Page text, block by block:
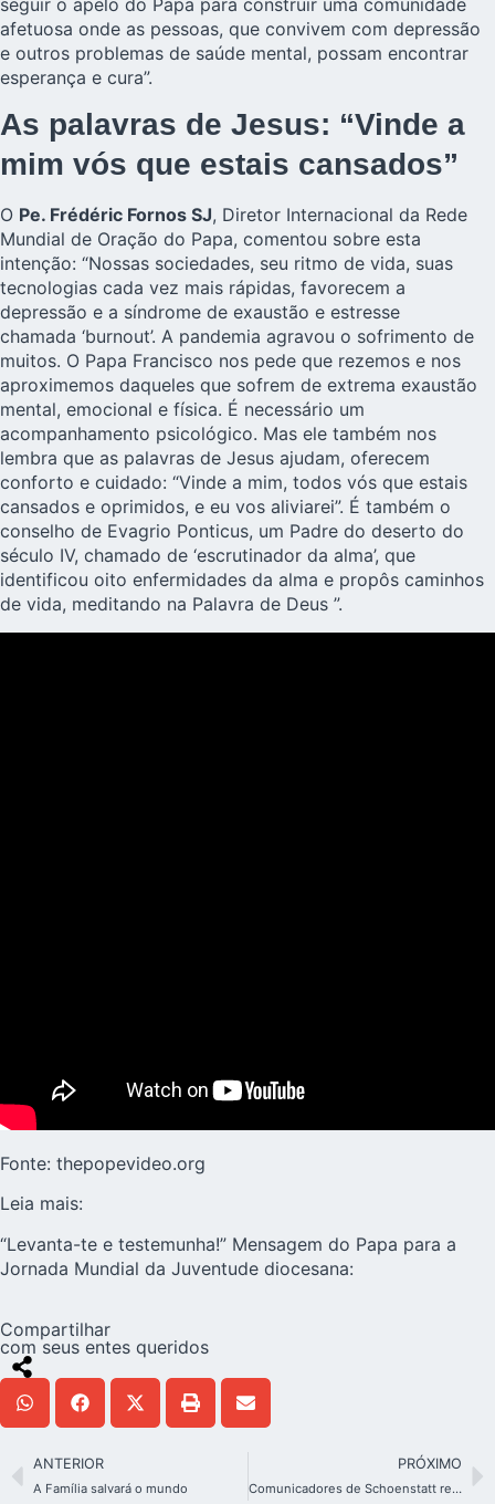
afetuosa onde as pessoas, que convivem com depressão
e outros problemas de saúde mental, possam encontrar
esperança e cura”.
As palavras de Jesus: “Vinde a
mim vós que estais cansados”
O Pe. Frédéric Fornos SJ, Diretor Internacional da Rede
Mundial de Oração do Papa, comentou sobre esta
intenção: “Nossas sociedades, seu ritmo de vida, suas
tecnologias cada vez mais rápidas, favorecem a
depressão e a síndrome de exaustão e estresse
chamada ‘burnout’. A pandemia agravou o sofrimento de
muitos. O Papa Francisco nos pede que rezemos e nos
aproximemos daqueles que sofrem de extrema exaustão
mental, emocional e física. É necessário um
acompanhamento psicológico. Mas ele também nos
lembra que as palavras de Jesus ajudam, oferecem
conforto e cuidado: “Vinde a mim, todos vós que estais
cansados ​​e oprimidos, e eu vos aliviarei”. É também o
conselho de Evagrio Ponticus, um Padre do deserto do
século IV, chamado de ‘escrutinador da alma’, que
identificou oito enfermidades da alma e propôs caminhos
de vida, meditando na Palavra de Deus ”.
Fonte: thepopevideo.org
Leia mais:
“Levanta-te e testemunha!” Mensagem do Papa para a
Jornada Mundial da Juventude diocesana:
Compartilhar
com seus entes queridos
ANTERIOR
A Família salvará o mundo
PRÓXIMO
Comunicadores de Schoenstatt realizam Congresso Nacional no Brasil